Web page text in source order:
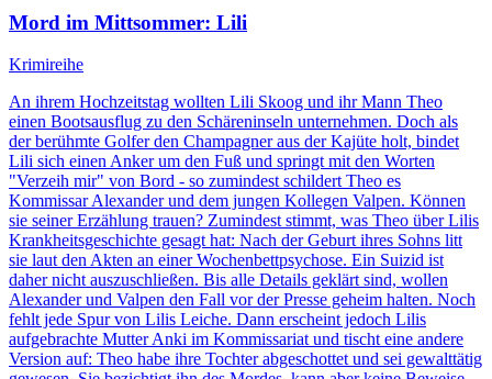
Mord im Mittsommer: Lili
Krimireihe
An ihrem Hochzeitstag wollten Lili Skoog und ihr Mann Theo
einen Bootsausflug zu den Schäreninseln unternehmen. Doch als
der berühmte Golfer den Champagner aus der Kajüte holt, bindet
Lili sich einen Anker um den Fuß und springt mit den Worten
"Verzeih mir" von Bord - so zumindest schildert Theo es
Kommissar Alexander und dem jungen Kollegen Valpen. Können
sie seiner Erzählung trauen? Zumindest stimmt, was Theo über Lilis
Krankheitsgeschichte gesagt hat: Nach der Geburt ihres Sohns litt
sie laut den Akten an einer Wochenbettpsychose. Ein Suizid ist
daher nicht auszuschließen. Bis alle Details geklärt sind, wollen
Alexander und Valpen den Fall vor der Presse geheim halten. Noch
fehlt jede Spur von Lilis Leiche. Dann erscheint jedoch Lilis
aufgebrachte Mutter Anki im Kommissariat und tischt eine andere
Version auf: Theo habe ihre Tochter abgeschottet und sei gewalttätig